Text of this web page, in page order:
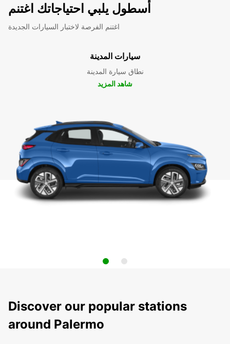
أسطول يلبي احتياجاتك اغتنم
اغتنم الفرصة لاختبار السيارات الجديدة
سيارات المدينة
نطاق سيارة المدينة
شاهد المزيد
Discover our popular stations
around Palermo